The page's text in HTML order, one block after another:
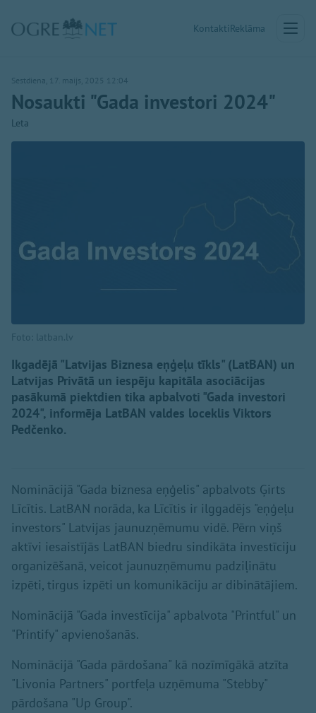
KontaktiReklāma
Sestdiena, 17. maijs, 2025 12:04
Nosaukti "Gada investori 2024"
Leta
Foto: latban.lv
Ikgadējā "Latvijas Biznesa eņģeļu tīkls" (LatBAN) un
Latvijas Privātā un iespēju kapitāla asociācijas
pasākumā piektdien tika apbalvoti "Gada investori
2024", informēja LatBAN valdes loceklis Viktors
Pedčenko.
Nominācijā "Gada biznesa eņģelis" apbalvots Ģirts
Līcītis. LatBAN norāda, ka Līcītis ir ilggadējs "eņģeļu
investors" Latvijas jaunuzņēmumu vidē. Pērn viņš
aktīvi iesaistījās LatBAN biedru sindikāta investīciju
organizēšanā, veicot jaunuzņēmumu padziļinātu
izpēti, tirgus izpēti un komunikāciju ar dibinātājiem.
Nominācijā "Gada investīcija" apbalvota "Printful" un
"Printify" apvienošanās.
Nominācijā "Gada pārdošana" kā nozīmīgākā atzīta
"Livonia Partners" portfeļa uzņēmuma "Stebby"
pārdošana "Up Group".